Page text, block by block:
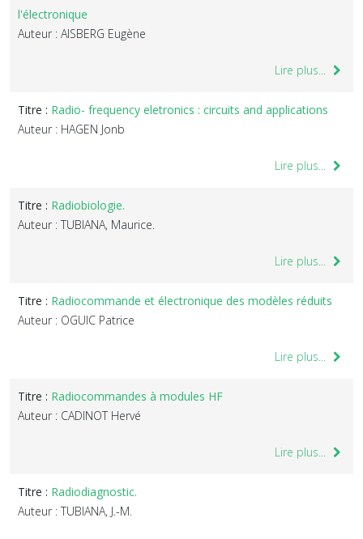
l'électronique
Auteur : AISBERG Eugène
Lire plus...
Titre : Radio- frequency eletronics : circuits and applications
Auteur : HAGEN Jonb
Lire plus...
Titre : Radiobiologie.
Auteur : TUBIANA, Maurice.
Lire plus...
Titre : Radiocommande et électronique des modèles réduits
Auteur : OGUIC Patrice
Lire plus...
Titre : Radiocommandes à modules HF
Auteur : CADINOT Hervé
Lire plus...
Titre : Radiodiagnostic.
Auteur : TUBIANA, J.-M.